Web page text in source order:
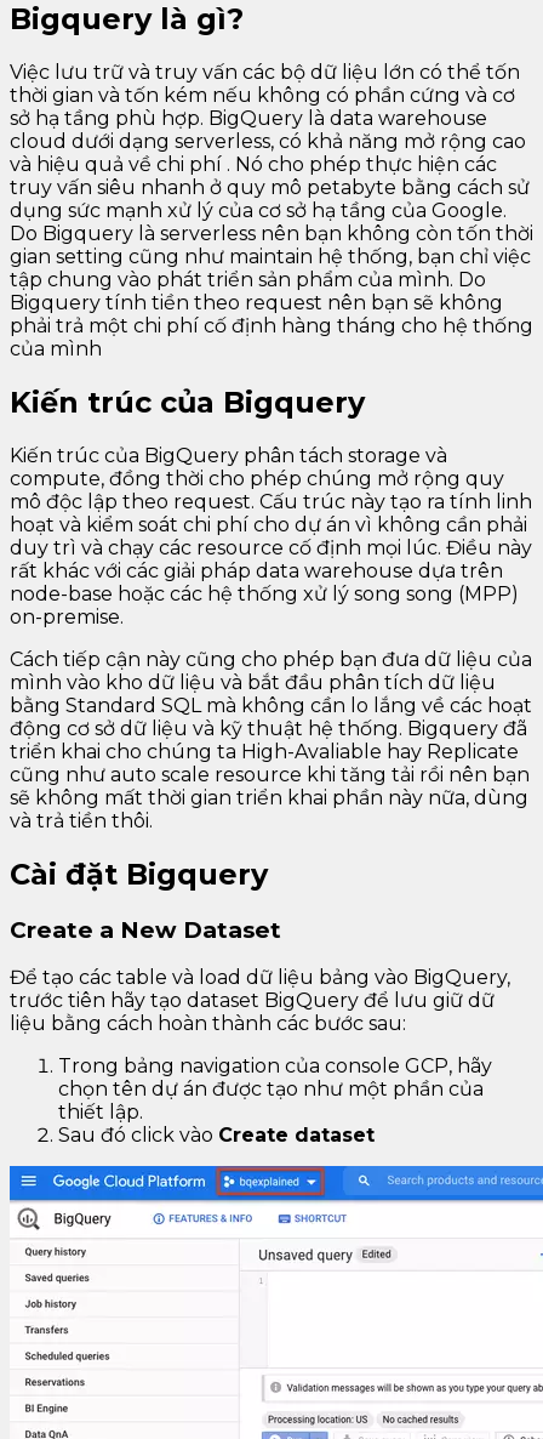
Bigquery là gì?
Việc lưu trữ và truy vấn các bộ dữ liệu lớn có thể tốn
thời gian và tốn kém nếu không có phần cứng và cơ
sở hạ tầng phù hợp. BigQuery là data warehouse
cloud dưới dạng serverless, có khả năng mở rộng cao
và hiệu quả về chi phí . Nó cho phép thực hiện các
truy vấn siêu nhanh ở quy mô petabyte bằng cách sử
dụng sức mạnh xử lý của cơ sở hạ tầng của Google.
Do Bigquery là serverless nên bạn không còn tốn thời
gian setting cũng như maintain hệ thống, bạn chỉ việc
tập chung vào phát triển sản phẩm của mình. Do
Bigquery tính tiền theo request nên bạn sẽ không
phải trả một chi phí cố định hàng tháng cho hệ thống
của mình
Kiến trúc của Bigquery
Kiến trúc của BigQuery phân tách storage và
compute, đồng thời cho phép chúng mở rộng quy
mô độc lập theo request. Cấu trúc này tạo ra tính linh
hoạt và kiểm soát chi phí cho dự án vì không cần phải
duy trì và chạy các resource cố định mọi lúc. Điều này
rất khác với các giải pháp data warehouse dựa trên
node-base hoặc các hệ thống xử lý song song (MPP)
on-premise.
Cách tiếp cận này cũng cho phép bạn đưa dữ liệu của
mình vào kho dữ liệu và bắt đầu phân tích dữ liệu
bằng Standard SQL mà không cần lo lắng về các hoạt
động cơ sở dữ liệu và kỹ thuật hệ thống. Bigquery đã
triển khai cho chúng ta High-Avaliable hay Replicate
cũng như auto scale resource khi tăng tải rồi nên bạn
sẽ không mất thời gian triển khai phần này nữa, dùng
và trả tiền thôi.
Cài đặt Bigquery
Create a New Dataset
Để tạo các table và load dữ liệu bảng vào BigQuery,
trước tiên hãy tạo dataset BigQuery để lưu giữ dữ
liệu bằng cách hoàn thành các bước sau:
Trong bảng navigation của console GCP, hãy
chọn tên dự án được tạo như một phần của
thiết lập.
Sau đó click vào Create dataset